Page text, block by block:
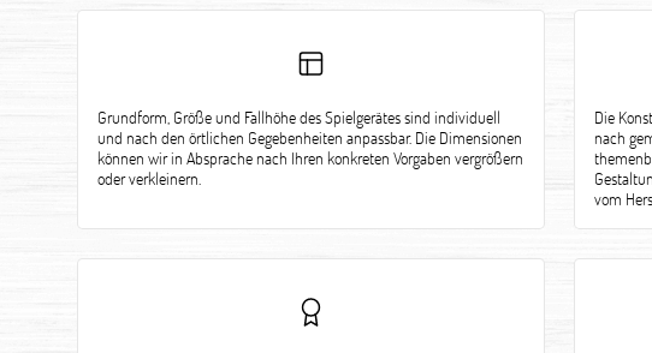
Grundform, Größe und Fallhöhe des Spielgerätes sind individuell
und nach den örtlichen Gegebenheiten anpassbar. Die Dimensionen
können wir in Absprache nach Ihren konkreten Vorgaben vergrößern
oder verkleinern.
Die
nach
vom